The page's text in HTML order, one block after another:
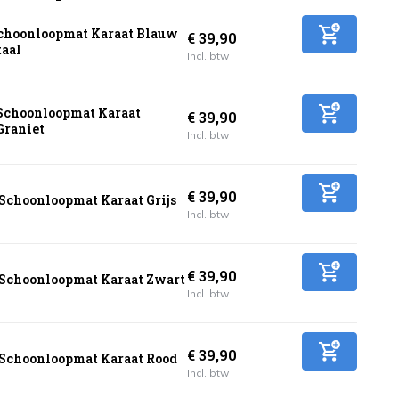
Karaat Blauw
€ 39,90
Incl. btw
Karaat
€ 39,90
Incl. btw
Karaat Grijs € 39,90
Incl. btw
Karaat Zwart€ 39,90
Incl. btw
Karaat Rood € 39,90
Incl. btw